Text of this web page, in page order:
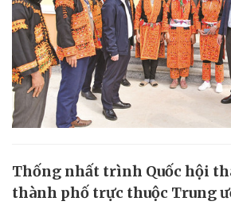
Thống nhất trình Quốc hội
thành phố trực thuộc Trung